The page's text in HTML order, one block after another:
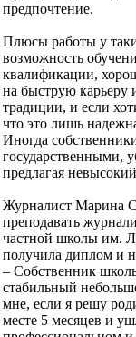
предпочтение.
Плюсы работы у
возможность
квалификации,
на быструю карьеру
традиции, и если
что это лишь
Иногда
государственными,
предлагая
Журналист Марина С.
преподавать
частной школы им.
получила диплом и
– Собственник
стабильный
мне, если я решу
месте 5 месяцев и